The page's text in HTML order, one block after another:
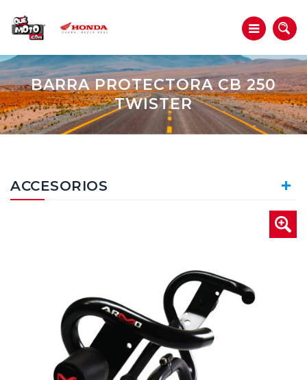
BARRA PROTECTORA CB 250
TWISTER
ACCESORIOS